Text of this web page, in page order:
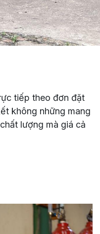
tiếp theo đơn đặt
không những mang
lượng mà giá cả